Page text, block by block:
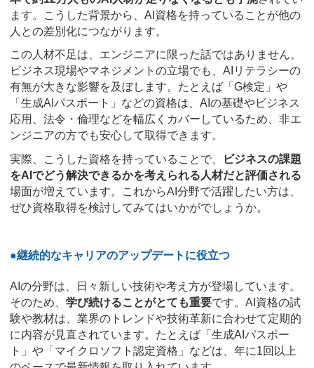
ます。こうした背景から、AI資格を持っていることが他の
人との差別化につながります。
この人材不足は、エンジニアに限った話ではありません。
ビジネス現場やマネジメントの立場でも、AIリテラシーの
有無が大きな影響を及ぼします。たとえば「G検定」や
「生成AIパスポート」などの資格は、AIの基礎やビジネス
応用、法令・倫理などを幅広くカバーしているため、非エ
ンジニアの方でも安心して取得できます。
実際、こうした資格を持っていることで、
ビジネスの課題
をAIでどう解決できるかを考えられる人材だと評価される
場面が増えています。これからAI分野で活躍したい方は、
ぜひ資格取得を検討してみてはいかがでしょうか。
●継続的なキャリアのアップデートに役立つ
AIの分野は、日々新しい技術や考え方が登場しています。
そのため、 学び続けることがとても重要です。AI資格の試
験や教材は、業界のトレンドや技術革新に合わせて定期的
に内容が見直されています。たとえば「生成AIパスポー
ト」や「マイクロソフト認定資格」などは、年に1回以上